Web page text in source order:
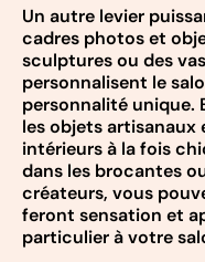
Un autre levier
cadres photos et
sculptures ou des
personnalisent le
personnalité unique.
les objets artisanaux
intérieurs à la fois
dans les brocantes
créateurs, vous
feront sensation et
particulier à votre